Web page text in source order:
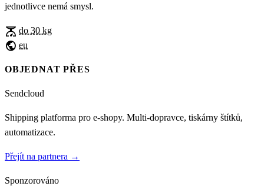
jednotlivce nemá smysl.
scale do 30 kg
public eu
OBJEDNAT PŘES
Sendcloud
Shipping platforma pro e-shopy. Multi-dopravce, tiskárny štítků,
automatizace.
Přejít na partnera →
Sponzorováno